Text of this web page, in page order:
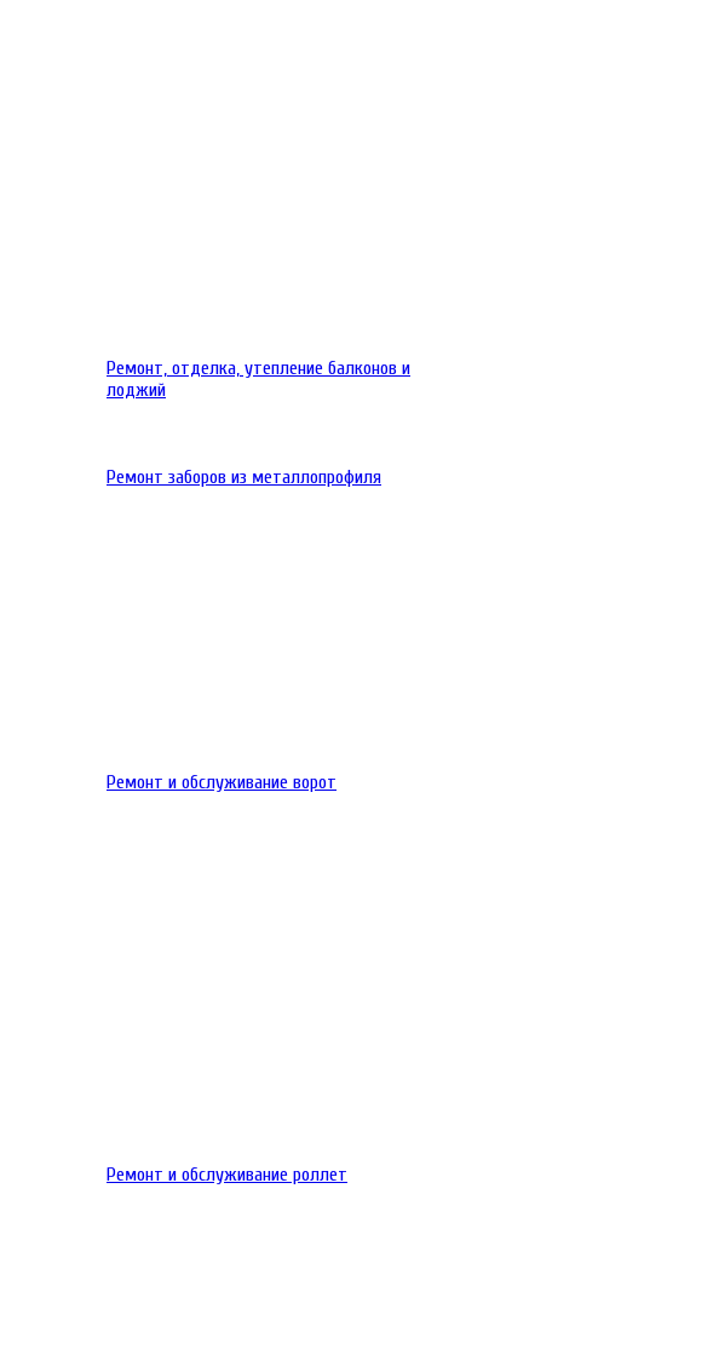
Ремонт, отделка, утепление балконов и
лоджий
Ремонт заборов из металлопрофиля
Ремонт и обслуживание ворот
Ремонт и обслуживание роллет